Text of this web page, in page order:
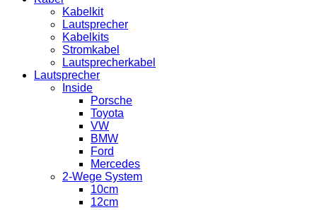
Kabelkit
Lautsprecher
Kabelkits
Stromkabel
Lautsprecherkabel
Lautsprecher
Inside
Porsche
Toyota
VW
BMW
Ford
Mercedes
2-Wege System
10cm
12cm